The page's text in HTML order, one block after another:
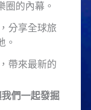
圈的內幕。
分享全球旅
。
帶來最新的
們一起發掘